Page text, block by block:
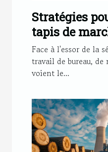
Stratégies
tapis de
Face à l'essor de la
travail de bureau, de
voient le...